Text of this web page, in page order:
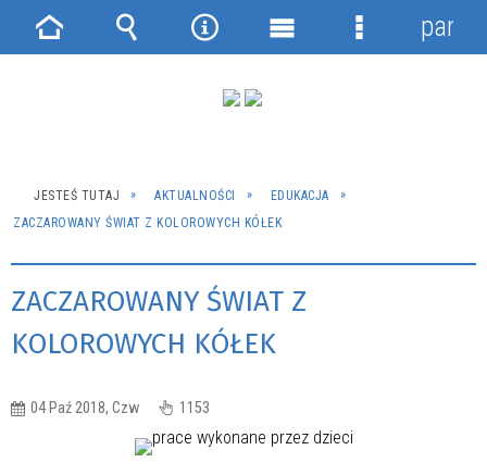
JESTEŚ TUTAJ AKTUALNOŚCI
EDUKACJA
ZACZAROWANY ŚWIAT Z KOLOROWYCH KÓŁEK
ZACZAROWANY ŚWIAT Z
KOLOROWYCH KÓŁEK
04 Paź 2018, Czw 1153
Strona Wyszukiwarka
NarzędziaMenu
Menu
panel